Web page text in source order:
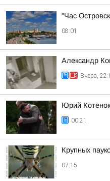
"Час
08:01
Александр
Вчера,
Юрий
00:21
Крупных
07:15